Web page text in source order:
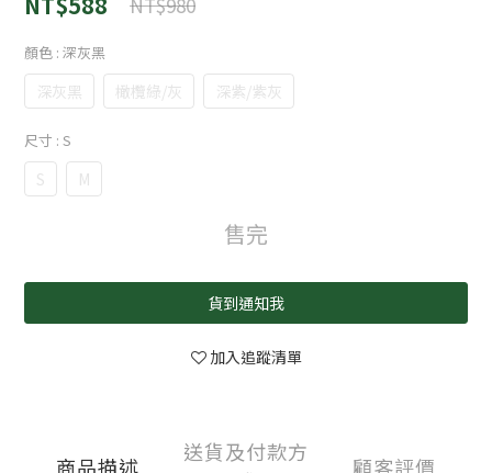
顏色 : 深灰黑
深灰黑 橄欖綠/灰 深紫/紫灰
尺寸 : S
S M
售完
貨到通知我
加入追蹤清單
商品描述
送貨及付款方
顧客評價